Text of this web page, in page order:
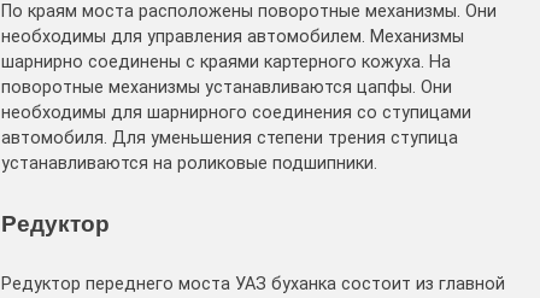
По краям моста расположены поворотные механизмы. Они
необходимы для управления автомобилем. Механизмы
шарнирно соединены с краями картерного кожуха. На
поворотные механизмы устанавливаются цапфы. Они
необходимы для шарнирного соединения со ступицами
автомобиля. Для уменьшения степени трения ступица
устанавливаются на роликовые подшипники.
Редуктор
Редуктор переднего моста УАЗ буханка состоит из главной